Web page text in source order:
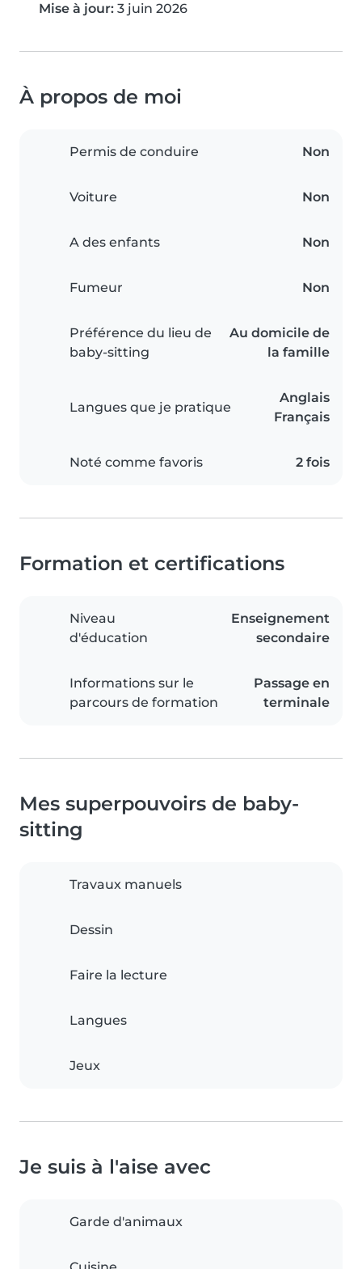
Mise à jour: 3 juin 2026
À propos de moi
Permis de conduire Non
Voiture Non
A des enfants Non
Fumeur Non
Préférence du lieu de
baby-sitting
Au domicile de
la famille
Langues que je pratique
Anglais
Français
Noté comme favoris 2 fois
Formation et certifications
Niveau
d'éducation
Enseignement
secondaire
Informations sur le
parcours de formation
Passage en
terminale
Mes superpouvoirs de baby-
sitting
Travaux manuels
Dessin
Faire la lecture
Langues
Jeux
Je suis à l'aise avec
Garde d'animaux